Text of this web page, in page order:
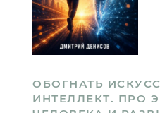
ОБОГНАТЬ
ИНТЕЛЛЕКТ. ПРО